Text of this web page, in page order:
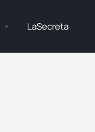
LaSecreta